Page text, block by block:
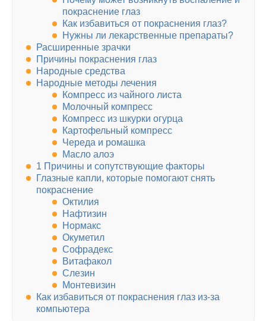
покраснение глаз
Как избавиться от покраснения глаз?
Нужны ли лекарственные препараты?
Расширенные зрачки
Причины покраснения глаз
Народные средства­
Народные методы лечения
Компресс из чайного листа
Молочный компресс
Компресс из шкурки огурца
Картофельный компресс
Череда и ромашка
Масло алоэ
1 Причины и сопутствующие факторы
Глазные капли, которые помогают снять
покраснение
Октилия
Нафтизин
Нормакс
Окуметил
Софрадекс
Витафакол
Слезин
Монтевизин
Как избавиться от покраснения глаз из-за
компьютера